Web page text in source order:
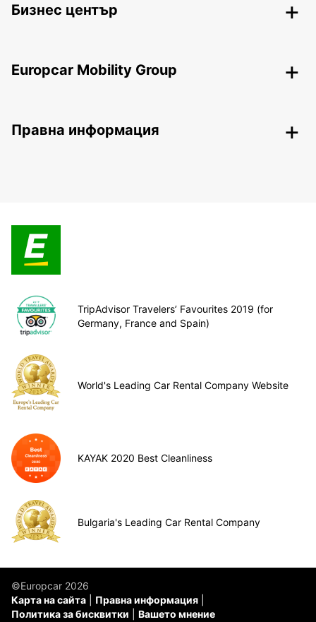
Бизнес център
Europcar Mobility Group
Правна информация
TripAdvisor Travelers’ Favourites 2019 (for
Germany, France and Spain)
World's Leading Car Rental Company Website
KAYAK 2020 Best Cleanliness
Bulgaria's Leading Car Rental Company
©Europcar 2026
Карта на сайта
Правна информация
Политика за бисквитки
Вашето мнение